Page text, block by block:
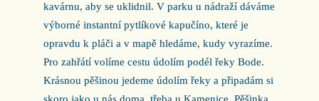
kavárnu, aby se uklidnil. V parku u nádraží dáváme
výborné instantní pytlíkové kapučíno, které je
opravdu k pláči a v mapě hledáme, kudy vyrazíme.
Pro zahřátí volíme cestu údolím podél řeky Bode.
Krásnou pěšinou jedeme údolím řeky a připadám si